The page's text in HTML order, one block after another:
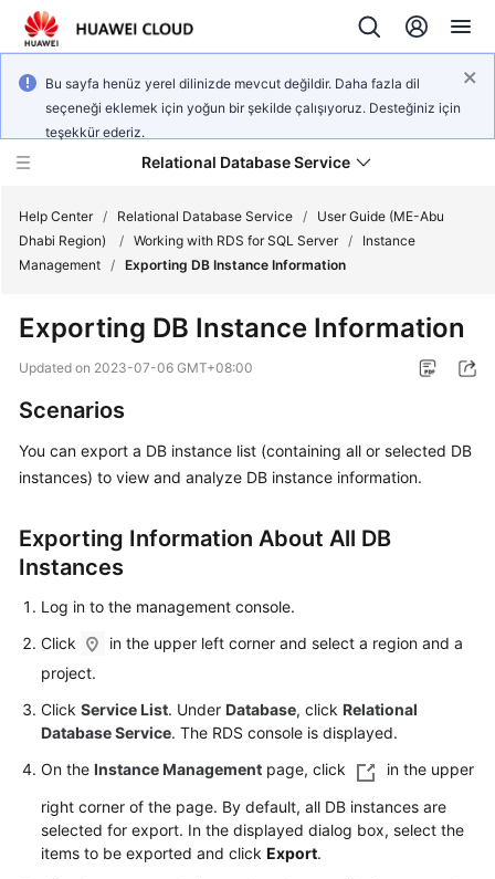
Bu sayfa henüz yerel dilinizde mevcut değildir. Daha fazla dil
seçeneği eklemek için yoğun bir şekilde çalışıyoruz. Desteğiniz için
teşekkür ederiz.
Relational Database Service
Service
Overview
Billing
Getting
Kernels
Guide
Best
Performance
White
API
Help Center / Relational Database Service /
User Guide (ME-Abu
Dhabi Region)
/ Working with RDS for SQL Server /
Instance
Management / Exporting DB Instance Information
Exporting DB Instance Information
Updated on 2023-07-06 GMT+08:00
Scenarios
You can export a DB instance list (containing all or selected DB
instances) to view and analyze DB instance information.
Exporting Information About All DB
Instances
Log in to the management console.
Click
in the upper left corner and select a region and a
project.
Click Service List. Under Database, click Relational
Database Service. The RDS console is displayed.
On the Instance Management page, click
in the upper
right corner of the page. By default, all DB instances are
selected for export. In the displayed dialog box, select the
items to be exported and click Export.